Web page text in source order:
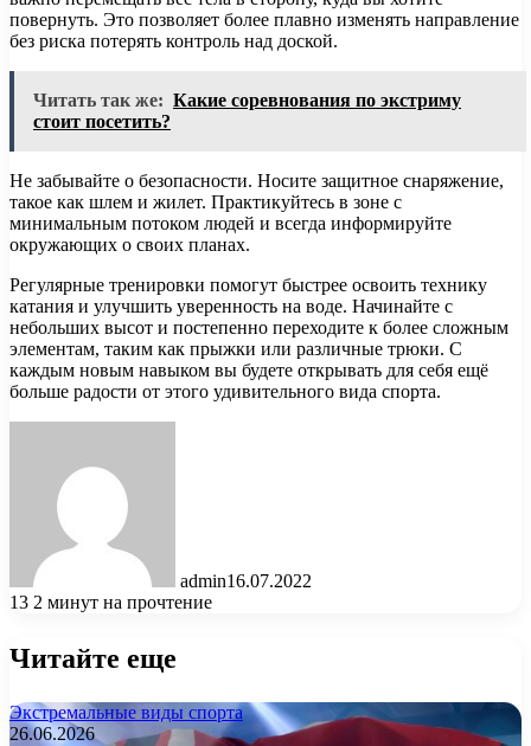
повернуть. Это позволяет более плавно изменять направление
без риска потерять контроль над доской.
Читать так же: Какие соревнования по экстриму
стоит посетить?
Не забывайте о безопасности. Носите защитное снаряжение,
такое как шлем и жилет. Практикуйтесь в зоне с
минимальным потоком людей и всегда информируйте
окружающих о своих планах.
Регулярные тренировки помогут быстрее освоить технику
катания и улучшить уверенность на воде. Начинайте с
небольших высот и постепенно переходите к более сложным
элементам, таким как прыжки или различные трюки. С
каждым новым навыком вы будете открывать для себя ещё
больше радости от этого удивительного вида спорта.
admin16.07.2022
13 2 минут на прочтение
Читайте еще
Экстремальные виды спорта
26.06.2026